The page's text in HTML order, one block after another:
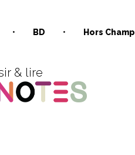
BD Hors Champ
& lire